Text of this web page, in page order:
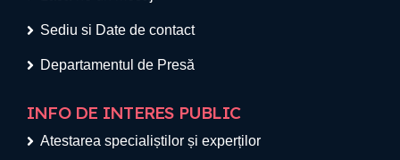
Sediu si Date de contact
Departamentul de Presă
INFO DE INTERES PUBLIC
Atestarea specialiștilor și experților